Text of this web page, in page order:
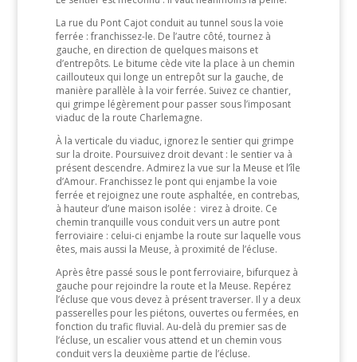
La rue du Pont Cajot conduit au tunnel sous la voie
ferrée : franchissez-le. De l’autre côté, tournez à
gauche, en direction de quelques maisons et
d’entrepôts. Le bitume cède vite la place à un chemin
caillouteux qui longe un entrepôt sur la gauche, de
manière parallèle à la voir ferrée. Suivez ce chantier,
qui grimpe légèrement pour passer sous l’imposant
viaduc de la route Charlemagne.
À la verticale du viaduc, ignorez le sentier qui grimpe
sur la droite. Poursuivez droit devant : le sentier va à
présent descendre. Admirez la vue sur la Meuse et l’île
d’Amour. Franchissez le pont qui enjambe la voie
ferrée et rejoignez une route asphaltée, en contrebas,
à hauteur d’une maison isolée : virez à droite. Ce
chemin tranquille vous conduit vers un autre pont
ferroviaire : celui-ci enjambe la route sur laquelle vous
êtes, mais aussi la Meuse, à proximité de l’écluse.
Après être passé sous le pont ferroviaire, bifurquez à
gauche pour rejoindre la route et la Meuse. Repérez
l’écluse que vous devez à présent traverser. Il y a deux
passerelles pour les piétons, ouvertes ou fermées, en
fonction du trafic fluvial. Au-delà du premier sas de
l’écluse, un escalier vous attend et un chemin vous
conduit vers la deuxième partie de l’écluse.